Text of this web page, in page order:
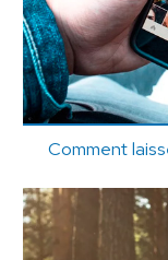
Comment